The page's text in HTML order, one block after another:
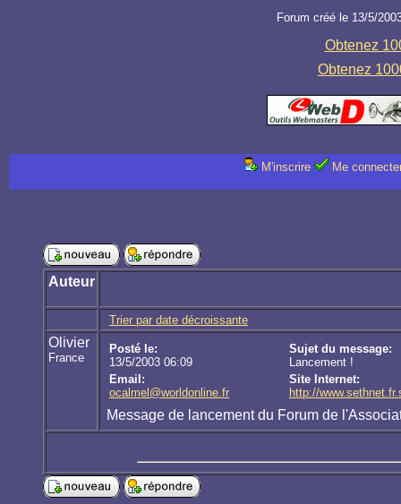
Forum créé le 13/5/
Obtenez
Obtenez
M'inscrire Me
Auteur
Trier par date décroissante
Olivier
France
Posté le:
13/5/2003 06:09
Sujet du message:
Lancement !
Email:
ocalmel@worldonline.fr
Site Internet:
http://
Message de lancement du Forum de